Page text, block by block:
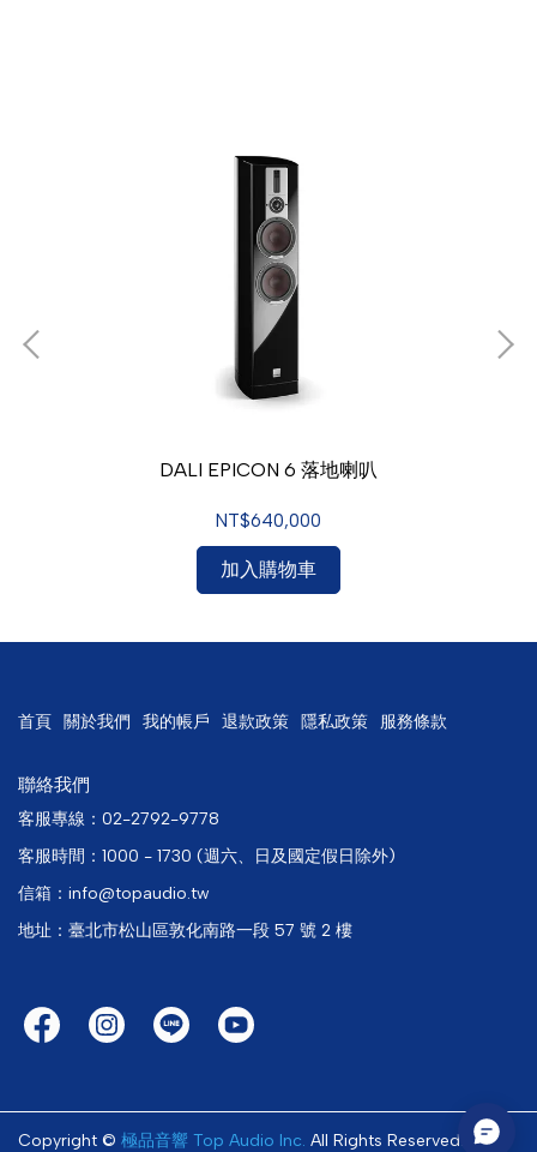
DALI EPICON 6 落地喇叭
NT$640,000
加入購物車
首頁 關於我們 我的帳戶 退款政策 隱私政策 服務條款
聯絡我們
客服專線：02-2792-9778
客服時間：1000 - 1730 (週六、日及國定假日除外)
信箱：info@topaudio.tw
地址：臺北市松山區敦化南路一段 57 號 2 樓
Copyright © 極品音響 Top Audio Inc. All Rights Reserved.